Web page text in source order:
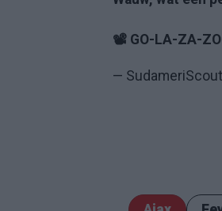
📽️ GO-LA-ZA-
—